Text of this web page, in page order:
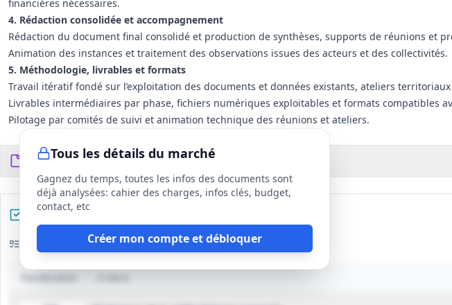
financières nécessaires.
4. Rédaction consolidée et accompagnement
Rédaction du document final consolidé et production de synthèses, supports de réunions et
Animation des instances et traitement des observations issues des acteurs et des collectivités.
5. Méthodologie, livrables et formats
Travail itératif fondé sur l’exploitation des documents et données existants, ateliers
Livrables intermédiaires par phase, fichiers numériques exploitables et formats compatibles
Pilotage par comités de suivi et animation technique des réunions et ateliers.
Tous les détails du marché
Gagnez du temps, toutes les infos des documents sont
déjà analysées: cahier des charges, infos clés, budget,
contact, etc
Créer mon compte et débloquer
Documents du DCE 9fichiers
Préparez votre réponse
Critères d'évaluation